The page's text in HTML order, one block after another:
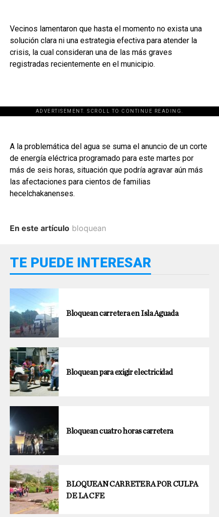
Vecinos lamentaron que hasta el momento no exista una
solución clara ni una estrategia efectiva para atender la
crisis, la cual consideran una de las más graves
registradas recientemente en el municipio.
ADVERTISEMENT. SCROLL TO CONTINUE READING.
A la problemática del agua se suma el anuncio de un corte
de energía eléctrica programado para este martes por
más de seis horas, situación que podría agravar aún más
las afectaciones para cientos de familias
hecelchakanenses.
En este artículo bloquean
TE PUEDE INTERESAR
Bloquean carretera en Isla Aguada
Bloquean para exigir electricidad
Bloquean cuatro horas carretera
BLOQUEAN CARRETERA POR CULPA
DE LA CFE